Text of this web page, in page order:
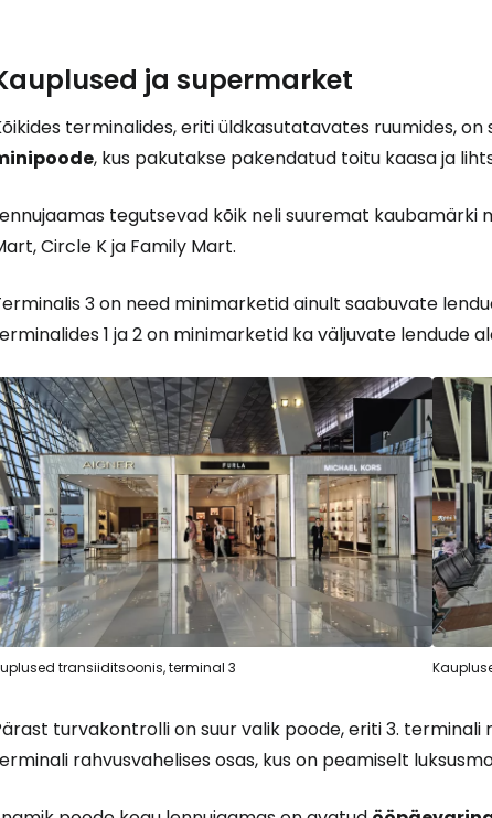
ja supermarket
terminalides, eriti üldkasutatavates ruumides, on
, kus pakutakse pakendatud toitu kaasa ja
tegutsevad kõik neli suuremat
Circle K ja Family Mart.
3 on need minimarketid ainult saabuvate
1 ja 2 on minimarketid ka väljuvate lendude
transiiditsoonis, terminal 3
turvakontrolli on suur valik poode, eriti 3. terminali
rahvusvahelises osas, kus on peamiselt